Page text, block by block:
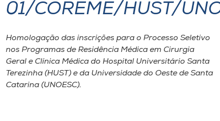
I.nova
Diplomados
Cultura
01/COREME/HUST/
Homologação das inscrições para o Processo Seletivo
nos Programas de Residência Médica em Cirurgia
Geral e Clínica Médica do Hospital Universitário Santa
Terezinha (HUST) e da Universidade do Oeste de Santa
Catarina (UNOESC).